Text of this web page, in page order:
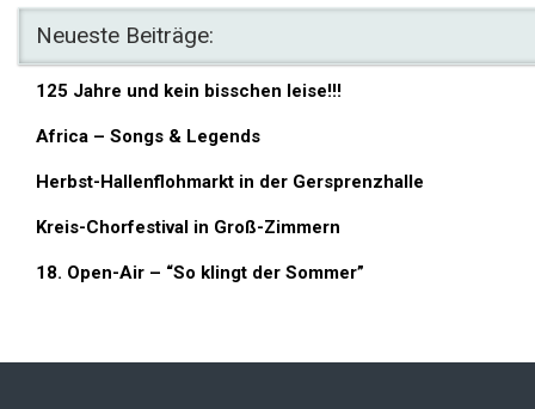
Neueste Beiträge:
125 Jahre und kein bisschen leise!!!
Africa – Songs & Legends
Herbst-Hallenflohmarkt in der Gersprenzhalle
Kreis-Chorfestival in Groß-Zimmern
18. Open-Air – “So klingt der Sommer”